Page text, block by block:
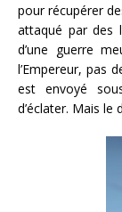
pour récupérer
attaqué par des
d’une guerre
l’Empereur, pas
est envoyé
d’éclater. Mais le